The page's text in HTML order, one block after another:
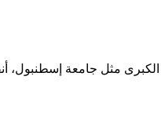
مثل جامعة إسطنبول،